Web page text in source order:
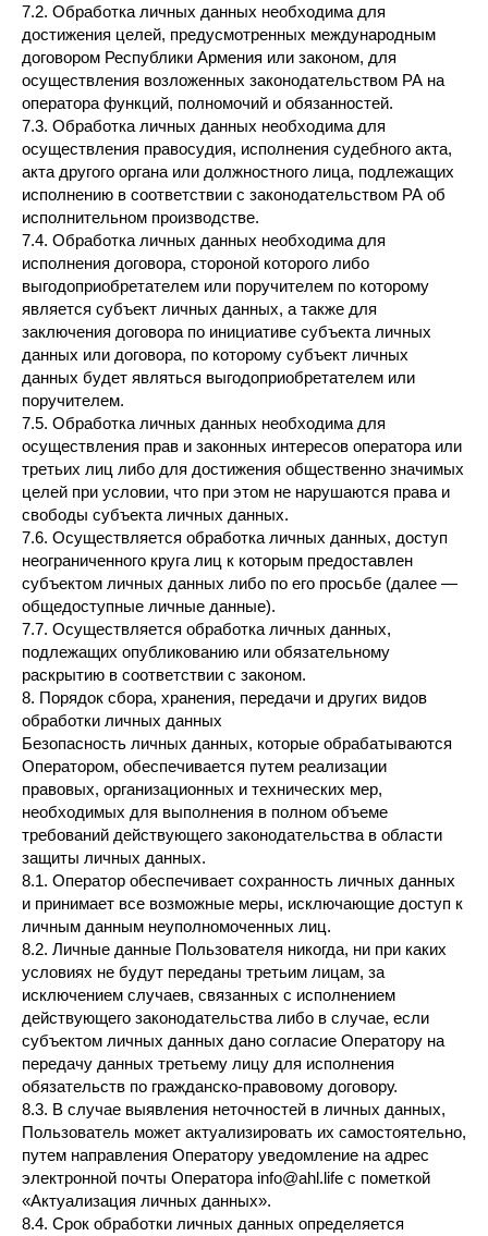
7.2. Обработка личных данных необходима для
достижения целей, предусмотренных международным
договором Республики Армения или законом, для
осуществления возложенных законодательством РА на
оператора функций, полномочий и обязанностей.
7.3. Обработка личных данных необходима для
осуществления правосудия, исполнения судебного акта,
акта другого органа или должностного лица, подлежащих
исполнению в соответствии с законодательством РА об
исполнительном производстве.
7.4. Обработка личных данных необходима для
исполнения договора, стороной которого либо
выгодоприобретателем или поручителем по которому
является субъект личных данных, а также для
заключения договора по инициативе субъекта личных
данных или договора, по которому субъект личных
данных будет являться выгодоприобретателем или
поручителем.
7.5. Обработка личных данных необходима для
осуществления прав и законных интересов оператора или
третьих лиц либо для достижения общественно значимых
целей при условии, что при этом не нарушаются права и
свободы субъекта личных данных.
7.6. Осуществляется обработка личных данных, доступ
неограниченного круга лиц к которым предоставлен
субъектом личных данных либо по его просьбе (далее —
общедоступные личные данные).
7.7. Осуществляется обработка личных данных,
подлежащих опубликованию или обязательному
раскрытию в соответствии с законом.
8. Порядок сбора, хранения, передачи и других видов
обработки личных данных
Безопасность личных данных, которые обрабатываются
Оператором, обеспечивается путем реализации
правовых, организационных и технических мер,
необходимых для выполнения в полном объеме
требований действующего законодательства в области
защиты личных данных.
8.1. Оператор обеспечивает сохранность личных данных
и принимает все возможные меры, исключающие доступ к
личным данным неуполномоченных лиц.
8.2. Личные данные Пользователя никогда, ни при каких
условиях не будут переданы третьим лицам, за
исключением случаев, связанных с исполнением
действующего законодательства либо в случае, если
субъектом личных данных дано согласие Оператору на
передачу данных третьему лицу для исполнения
обязательств по гражданско-правовому договору.
8.3. В случае выявления неточностей в личных данных,
Пользователь может актуализировать их самостоятельно,
путем направления Оператору уведомление на адрес
электронной почты Оператора info@ahl.life с пометкой
«Актуализация личных данных».
8.4. Срок обработки личных данных определяется